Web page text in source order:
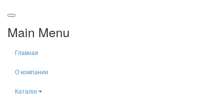
Main Menu
Главная
О компании
Каталог